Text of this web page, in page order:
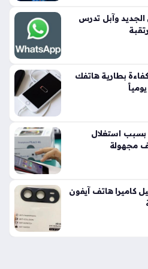
الجديد وآبل تدرس
بطارية هاتفك
بسبب استغلال
مجهولة
كاميرا هاتف آيفون